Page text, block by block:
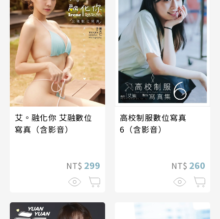
艾。融化你 艾融數位
寫真（含影音）
NT$ 299
高校制服數位寫真
6（含影音）
NT$ 260